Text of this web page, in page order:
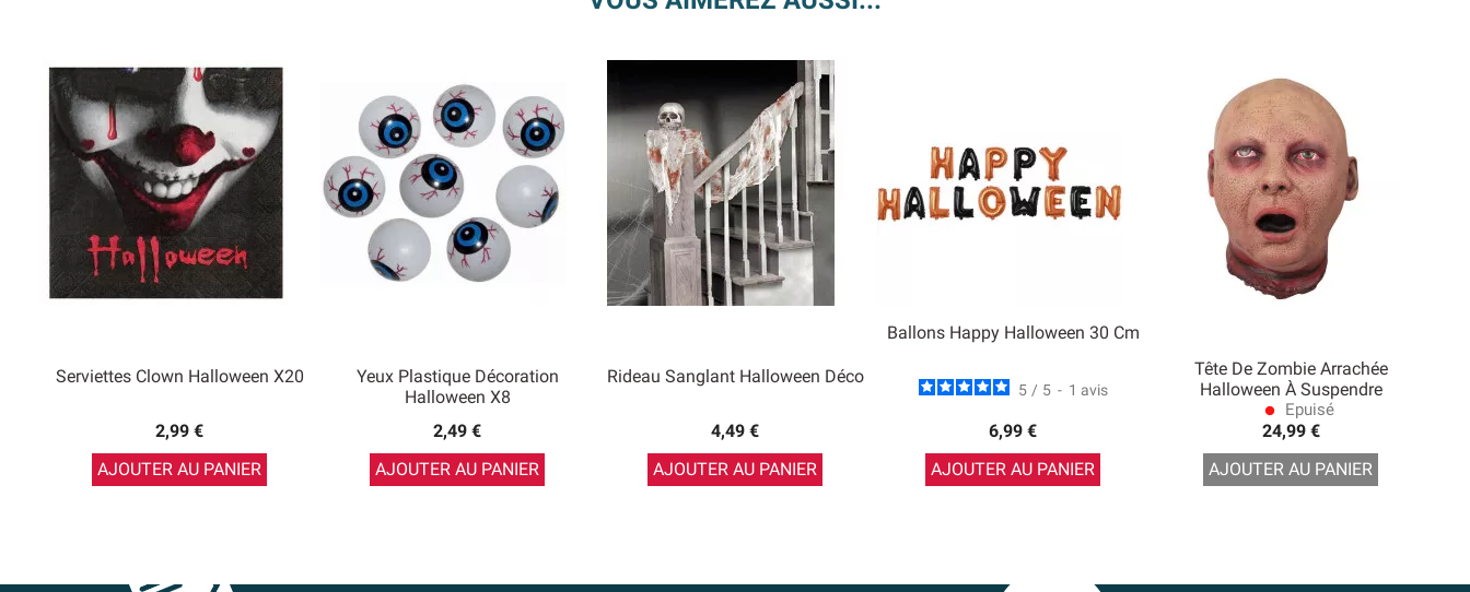
Serviettes Clown Halloween X20
2,99 €
AJOUTER AU PANIER
Yeux Plastique Décoration
Halloween X8
2,49 €
AJOUTER AU PANIER
Rideau Sanglant Halloween Déco
4,49 €
AJOUTER AU PANIER
Ballons Happy Halloween 30 Cm
5 / 5 - 1 avis
6,99 €
AJOUTER AU PANIER
Tête De Zombie Arrachée
Halloween À Suspendre
lens Epuisé
24,99 €
AJOUTER AU PANIER